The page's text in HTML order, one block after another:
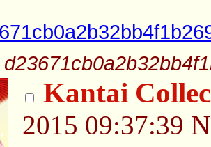
Kantai
2015 09:37:39